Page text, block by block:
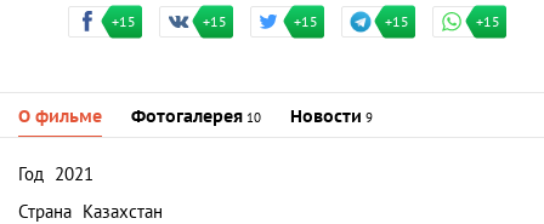
+15 +15 +15 +15 +15
О фильме Фотогалерея 10 Новости 9
Год 2021
Страна Казахстан